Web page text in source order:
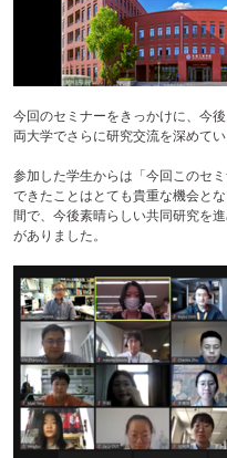
今回のセミナーをきっかけに、今
両大学でさらに研究交流を深めて
参加した学生からは「今回このセ
できたことはとても貴重な機会と
間で、今後素晴らしい共同研究を
がありました。